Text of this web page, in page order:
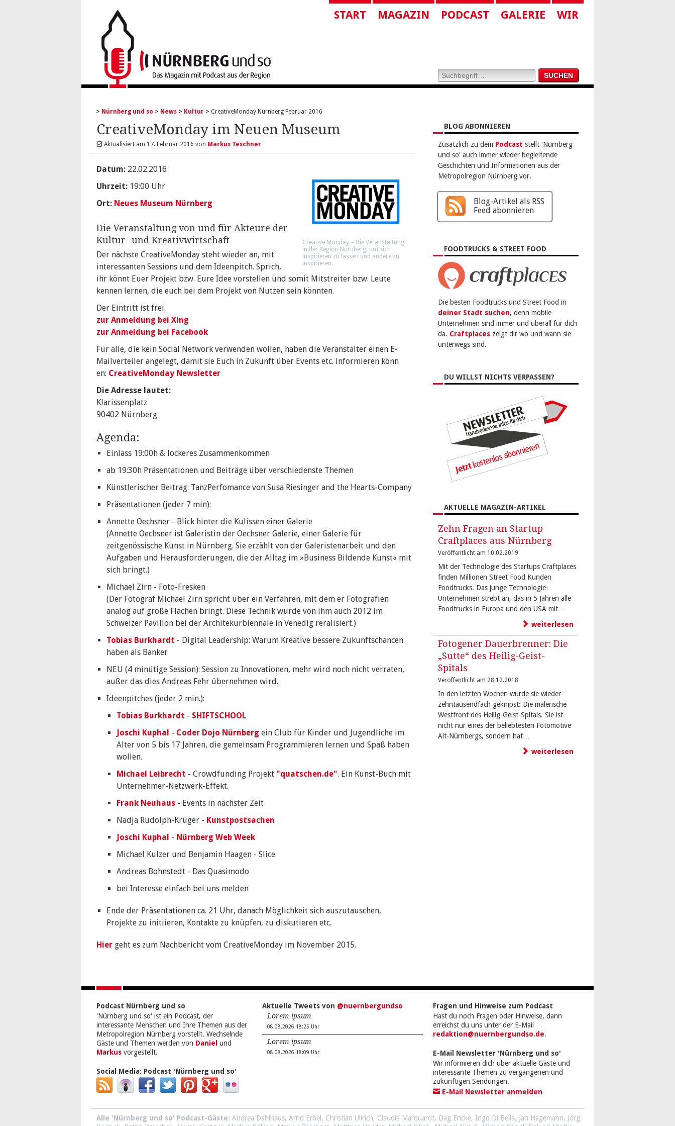
START MAGAZIN PODCAST GALERIE WIR
Nürnberg und so News Kultur CreativeMonday Nürnberg Februar 2016
CreativeMonday im Neuen Museum
Aktualisiert am 17. Februar 2016 von Markus Teschner
Creative Monday – Die Veranstaltung
in der Region Nürnberg, um sich
inspirieren zu lassen und andere zu
inspirieren.
Datum: 22.02.2016
Uhrzeit: 19:00 Uhr
Ort: Neues Museum Nürnberg
Die Veranstaltung von und für Akteure der
Kultur- und Kreativwirtschaft
Der nächste CreativeMonday steht wieder an, mit
interessanten Sessions und dem Ideenpitch. Sprich,
ihr könnt Euer Projekt bzw. Eure Idee vorstellen und somit Mitstreiter bzw. Leute
kennen lernen, die euch bei dem Projekt von Nutzen sein könnten.
Der Eintritt ist frei.
zur Anmeldung bei Xing
zur Anmeldung bei Facebook
Für alle, die kein Social Network verwenden wollen, haben die Veranstalter einen E-
Mailverteiler angelegt, damit sie Euch in Zukunft über Events etc. informieren könn
en: CreativeMonday Newsletter
Die Adresse lautet:
Klarissenplatz
90402 Nürnberg
Agenda:
Einlass 19:00h & lockeres Zusammenkommen
ab 19:30h Präsentationen und Beiträge über verschiedenste Themen
Künstlerischer Beitrag: TanzPerfomance von Susa Riesinger and the Hearts-Company
Präsentationen (jeder 7 min):
Annette Oechsner - Blick hinter die Kulissen einer Galerie
(Annette Oechsner ist Galeristin der Oechsner Galerie, einer Galerie für
zeitgenössische Kunst in Nürnberg. Sie erzählt von der Galeristenarbeit und den
Aufgaben und Herausforderungen, die der Alltag im »Business Bildende Kunst« mit
sich bringt.)
Michael Zirn - Foto-Fresken
(Der Fotograf Michael Zirn spricht über ein Verfahren, mit dem er Fotografien
analog auf große Flächen bringt. Diese Technik wurde von ihm auch 2012 im
Schweizer Pavillon bei der Architekurbiennale in Venedig reralisiert.)
Tobias Burkhardt - Digital Leadership: Warum Kreative bessere Zukunftschancen
haben als Banker
NEU (4 minütige Session): Session zu Innovationen, mehr wird noch nicht verraten,
außer das dies Andreas Fehr übernehmen wird.
Ideenpitches (jeder 2 min.):
Tobias Burkhardt - SHIFTSCHOOL
Joschi Kuphal - Coder Dojo Nürnberg ein Club für Kinder und Jugendliche im
Alter von 5 bis 17 Jahren, die gemeinsam Programmieren lernen und Spaß haben
wollen.
Michael Leibrecht - Crowdfunding Projekt "quatschen.de". Ein Kunst-Buch mit
Unternehmer-Netzwerk-Effekt.
Frank Neuhaus - Events in nächster Zeit
Nadja Rudolph-Krüger - Kunstpostsachen
Joschi Kuphal - Nürnberg Web Week
Michael Kulzer und Benjamin Haagen - Slice
Andreas Bohnstedt - Das Quasimodo
bei Interesse einfach bei uns melden
Ende der Präsentationen ca. 21 Uhr, danach Möglichkeit sich auszutauschen,
Projekte zu initiieren, Kontakte zu knüpfen, zu diskutieren etc.
Hier geht es zum Nachbericht vom CreativeMonday im November 2015.
BLOG ABONNIEREN
Zusätzlich zu dem Podcast stellt 'Nürnberg
und so' auch immer wieder begleitende
Geschichten und Informationen aus der
Metropolregion Nürnberg vor.
Blog-Artikel als RSS
Feed abonnieren
FOODTRUCKS & STREET FOOD
Die besten Foodtrucks und Street Food in
deiner Stadt suchen, denn mobile
Unternehmen sind immer und überall für dich
da. Craftplaces zeigt dir wo und wann sie
unterwegs sind.
DU WILLST NICHTS VERPASSEN?
AKTUELLE MAGAZIN-ARTIKEL
Zehn Fragen an Startup
Craftplaces aus Nürnberg
Veröffentlicht am 10.02.2019
Mit der Technologie des Startups Craftplaces
finden Millionen Street Food Kunden
Foodtrucks. Das junge Technologie-
Unternehmen strebt an, das in 5 Jahren alle
Foodtrucks in Europa und den USA mit…
weiterlesen
Fotogener Dauerbrenner: Die
„Sutte“ des Heilig-Geist-
Spitals
Veröffentlicht am 28.12.2018
In den letzten Wochen wurde sie wieder
zehntausendfach geknipst: Die malerische
Westfront des Heilig-Geist-Spitals. Sie ist
nicht nur eines der beliebtesten Fotomotive
Alt-Nürnbergs, sondern hat…
weiterlesen
Podcast Nürnberg und so
'Nürnberg und so' ist ein Podcast, der
interessante Menschen und Ihre Themen aus der
Metropolregion Nürnberg vorstellt. Wechselnde
Gäste und Themen werden von Daniel und
Markus vorgestellt.
Social Media: Podcast 'Nürnberg und so'
Aktuelle Tweets von @nuernbergundso
Lorem ipsum
08.08.2026 18:25 Uhr
Lorem ipsum
08.08.2026 18:09 Uhr
Fragen und Hinweise zum Podcast
Hast du noch Fragen oder Hinweise, dann
erreichst du uns unter der E-Mail
redaktion@nuernbergundso.de.
E-Mail Newsletter 'Nürnberg und so'
Wir informieren dich über aktuelle Gäste und
interessante Themen zu vergangenen und
zukünftigen Sendungen.
E-Mail Newsletter anmelden
Alle 'Nürnberg und so' Podcast-Gäste: Andrea Dahlhaus, Arnd Erbel , Christian Ullrich, Claudia Marquardt, Dag Encke, Ingo Di Bella, Jan Hagemann, Jörg